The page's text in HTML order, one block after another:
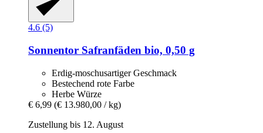
4.6 (5)
Sonnentor Safranfäden bio, 0,50 g
Erdig-moschusartiger Geschmack
Bestechend rote Farbe
Herbe Würze
€ 6,99 (€ 13.980,00 / kg)
Zustellung bis 12. August